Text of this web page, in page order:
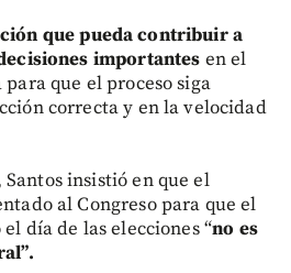
que pueda contribuir a
importantes en el
que el proceso siga
correcta y en la velocidad
insistió en que el
al Congreso para que el
día de las elecciones “no es